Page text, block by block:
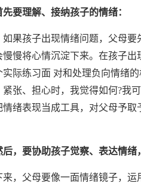
先要理解、接纳孩子的情绪：
孩子出现情绪问题，父母要
慢慢将心情沉淀下来。在孩子
实际练习面 对和处理负向情绪
紧张、担心时，我觉得如何?我
情绪表现当成工具，对父母予
后，要协助孩子觉察、表达情绪
来，父母要像一面情绪镜子，